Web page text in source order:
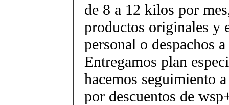
de 8 a 12 kilos por
productos originales y
personal o despachos
Entregamos plan
hacemos seguimiento
por descuentos de